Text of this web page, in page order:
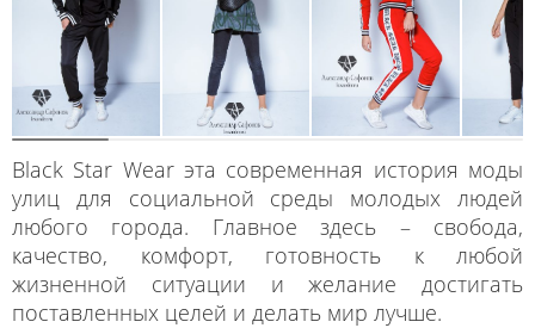
Black Star Wear эта современная история моды
улиц для социальной среды молодых людей
любого города. Главное здесь – свобода,
качество, комфорт, готовность к любой
жизненной ситуации и желание достигать
поставленных целей и делать мир лучше.